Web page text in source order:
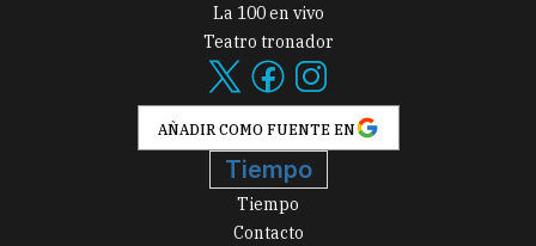
La 100 en vivo
Teatro tronador
AÑADIR COMO FUENTE EN
Tiempo
Tiempo
Contacto